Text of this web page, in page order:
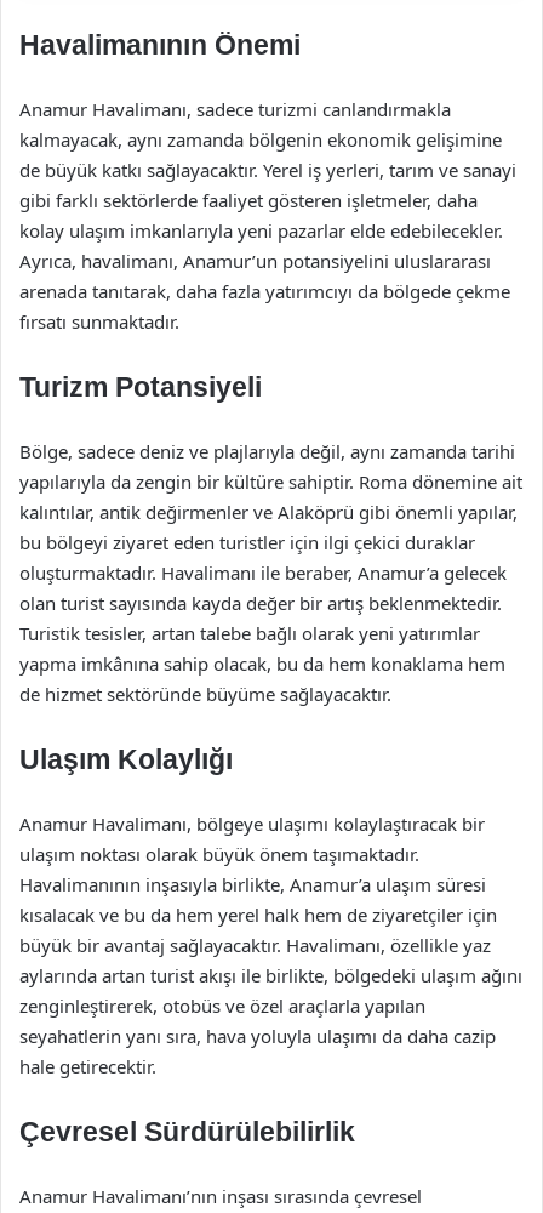
Havalimanının Önemi
Anamur Havalimanı, sadece turizmi canlandırmakla
kalmayacak, aynı zamanda bölgenin ekonomik gelişimine
de büyük katkı sağlayacaktır. Yerel iş yerleri, tarım ve sanayi
gibi farklı sektörlerde faaliyet gösteren işletmeler, daha
kolay ulaşım imkanlarıyla yeni pazarlar elde edebilecekler.
Ayrıca, havalimanı, Anamur’un potansiyelini uluslararası
arenada tanıtarak, daha fazla yatırımcıyı da bölgede çekme
fırsatı sunmaktadır.
Turizm Potansiyeli
Bölge, sadece deniz ve plajlarıyla değil, aynı zamanda tarihi
yapılarıyla da zengin bir kültüre sahiptir. Roma dönemine ait
kalıntılar, antik değirmenler ve Alaköprü gibi önemli yapılar,
bu bölgeyi ziyaret eden turistler için ilgi çekici duraklar
oluşturmaktadır. Havalimanı ile beraber, Anamur’a gelecek
olan turist sayısında kayda değer bir artış beklenmektedir.
Turistik tesisler, artan talebe bağlı olarak yeni yatırımlar
yapma imkânına sahip olacak, bu da hem konaklama hem
de hizmet sektöründe büyüme sağlayacaktır.
Ulaşım Kolaylığı
Anamur Havalimanı, bölgeye ulaşımı kolaylaştıracak bir
ulaşım noktası olarak büyük önem taşımaktadır.
Havalimanının inşasıyla birlikte, Anamur’a ulaşım süresi
kısalacak ve bu da hem yerel halk hem de ziyaretçiler için
büyük bir avantaj sağlayacaktır. Havalimanı, özellikle yaz
aylarında artan turist akışı ile birlikte, bölgedeki ulaşım ağını
zenginleştirerek, otobüs ve özel araçlarla yapılan
seyahatlerin yanı sıra, hava yoluyla ulaşımı da daha cazip
hale getirecektir.
Çevresel Sürdürülebilirlik
Anamur Havalimanı’nın inşası sırasında çevresel